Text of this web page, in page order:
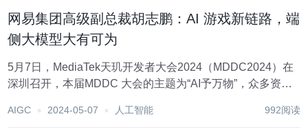
网易集团高级副总裁胡志鹏：AI 游戏新链路，端
侧大模型大有可为
5月7日，MediaTek天玑开发者大会2024（MDDC2024）在
深圳召开，本届MDDC 大会的主题为“AI予万物”，众多资深
域的应用和发展，以及AI 赋予终端侧的更多可能性。 在
AIGC 2024-05-07 人工智能 992阅读